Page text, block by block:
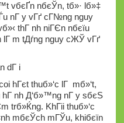
vбєҐn nбєЎn, tб»· lб»‡
nГ y vГґ cГ№ng nguy
thГ nh niГЄn nбєїu
lГ m tДѓng nguy cЖЎ vГґ
dГ i
hГєt thuб»‘c lГ mб»‘t,
hГ nh Д‘б»™ng nГ y sбєЅ
trб»Ќng. KhГіi thuб»‘c
mбєЎch mГЎu, khiбєїn